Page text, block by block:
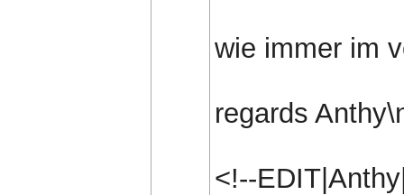
wie immer im
regards
<!--